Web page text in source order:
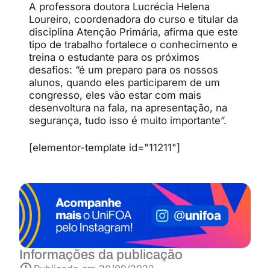
A professora doutora Lucrécia Helena
Loureiro, coordenadora do curso e titular da
disciplina Atenção Primária, afirma que este
tipo de trabalho fortalece o conhecimento e
treina o estudante para os próximos
desafios: “é um preparo para os nossos
alunos, quando eles participarem de um
congresso, eles vão estar com mais
desenvoltura na fala, na apresentação, na
segurança, tudo isso é muito importante”.
[elementor-template id="11211"]
Informações da publicação